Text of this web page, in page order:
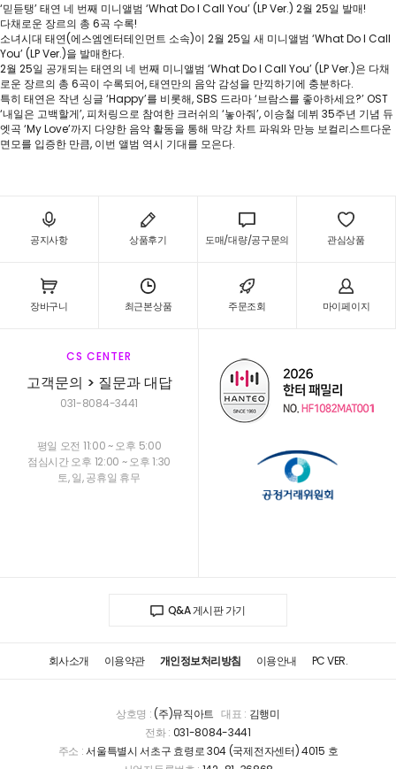
‘믿듣탱’ 태연 네 번째 미니앨범 ‘What Do I Call You’ (LP Ver.) 2월 25일 발매!
다채로운 장르의 총 6곡 수록!
소녀시대 태연(에스엠엔터테인먼트 소속)이 2월 25일 새 미니앨범 ‘What Do I Call
You’ (LP Ver.)을 발매한다.
2월 25일 공개되는 태연의 네 번째 미니앨범 ‘What Do I Call You’ (LP Ver.)은 다채
로운 장르의 총 6곡이 수록되어, 태연만의 음악 감성을 만끽하기에 충분하다.
특히 태연은 작년 싱글 ‘Happy’를 비롯해, SBS 드라마 ‘브람스를 좋아하세요?’ OST
‘내일은 고백할게’, 피처링으로 참여한 크러쉬의 ‘놓아줘’, 이승철 데뷔 35주년 기념 듀
엣곡 ‘My Love’까지 다양한 음악 활동을 통해 막강 차트 파워와 만능 보컬리스트다운
면모를 입증한 만큼, 이번 앨범 역시 기대를 모은다.
공지사항 상품후기 도매/대량/공구문의 관심상품
장바구니 최근본상품 주문조회 마이페이지
CS CENTER
고객문의 > 질문과 대답
031-8084-3441
평일 오전 11:00 ~ 오후 5:00
점심시간 오후 12:00 ~ 오후 1:30
토, 일, 공휴일 휴무
Q&A 게시판 가기
회사소개 이용약관 개인정보처리방침 이용안내 PC VER.
상호명 :(주)뮤직아트 대표 : 김행미
전화 : 031-8084-3441
주소 :서울특별시 서초구 효령로 304 (국제전자센터) 4015 호